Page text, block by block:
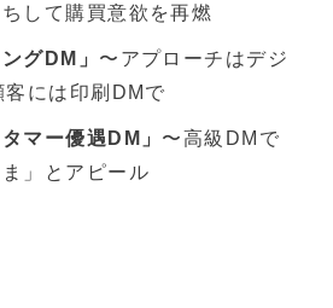
して購買意欲を再燃
グDM」 〜アプローチはデジ
には印刷DMで
マー優遇DM」 〜高級DMで
ま」とアピール